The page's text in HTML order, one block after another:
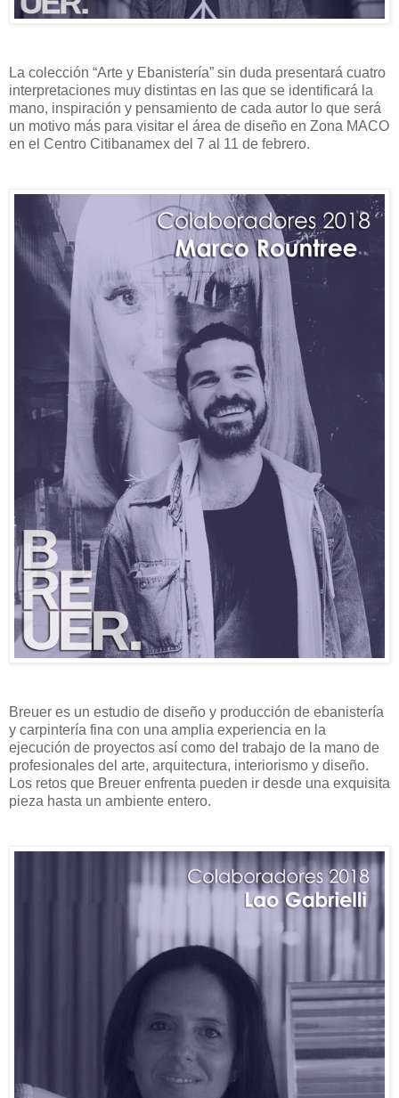
La colección “Arte y Ebanistería” sin duda presentará cuatro
interpretaciones muy distintas en las que se identificará la
mano, inspiración y pensamiento de cada autor lo que será
un motivo más para visitar el área de diseño en Zona MACO
en el Centro Citibanamex del 7 al 11 de febrero.
Breuer es un estudio de diseño y producción de ebanistería
y carpintería fina con una amplia experiencia en la
ejecución de proyectos así como del trabajo de la mano de
profesionales del arte, arquitectura, interiorismo y diseño.
Los retos que Breuer enfrenta pueden ir desde una exquisita
pieza hasta un ambiente entero.